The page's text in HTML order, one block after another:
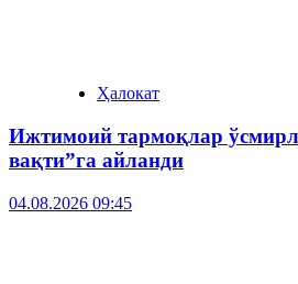
Ҳалокат
Ижтимоий тармоқлар
вақти”га айланди
04.08.2026 09:45